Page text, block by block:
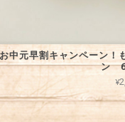
中元早割キャンペーン
ン 6